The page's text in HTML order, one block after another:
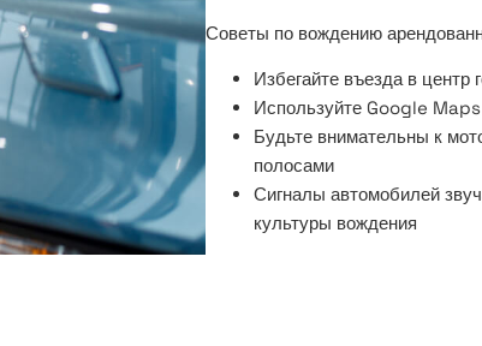
Советы по вождению
Избегайте въезда в центр
Используйте Google
Будьте внимательны к
полосами
Сигналы автомобилей
культуры вождения